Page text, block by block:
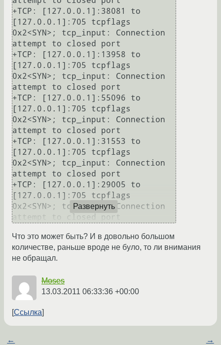
+TCP: [127.0.0.1]:38081 to
[127.0.0.1]:705 tcpflags
0x2<SYN>; tcp_input: Connection
attempt to closed port
+TCP: [127.0.0.1]:13958 to
[127.0.0.1]:705 tcpflags
0x2<SYN>; tcp_input: Connection
attempt to closed port
+TCP: [127.0.0.1]:55096 to
[127.0.0.1]:705 tcpflags
0x2<SYN>; tcp_input: Connection
attempt to closed port
+TCP: [127.0.0.1]:31553 to
[127.0.0.1]:705 tcpflags
0x2<SYN>; tcp_input: Connection
attempt to closed port
+TCP: [127.0.0.1]:29005 to
[127.0.0.1]:705 tcpflags
0x2<SYN>; tcp_input: Connection
Развернуть
Что это может быть? И в довольно большом
количестве, раньше вроде не було, то ли внимания
не обращал.
Moses
13.03.2011 06:33:36 +00:00
Ссылка
← →